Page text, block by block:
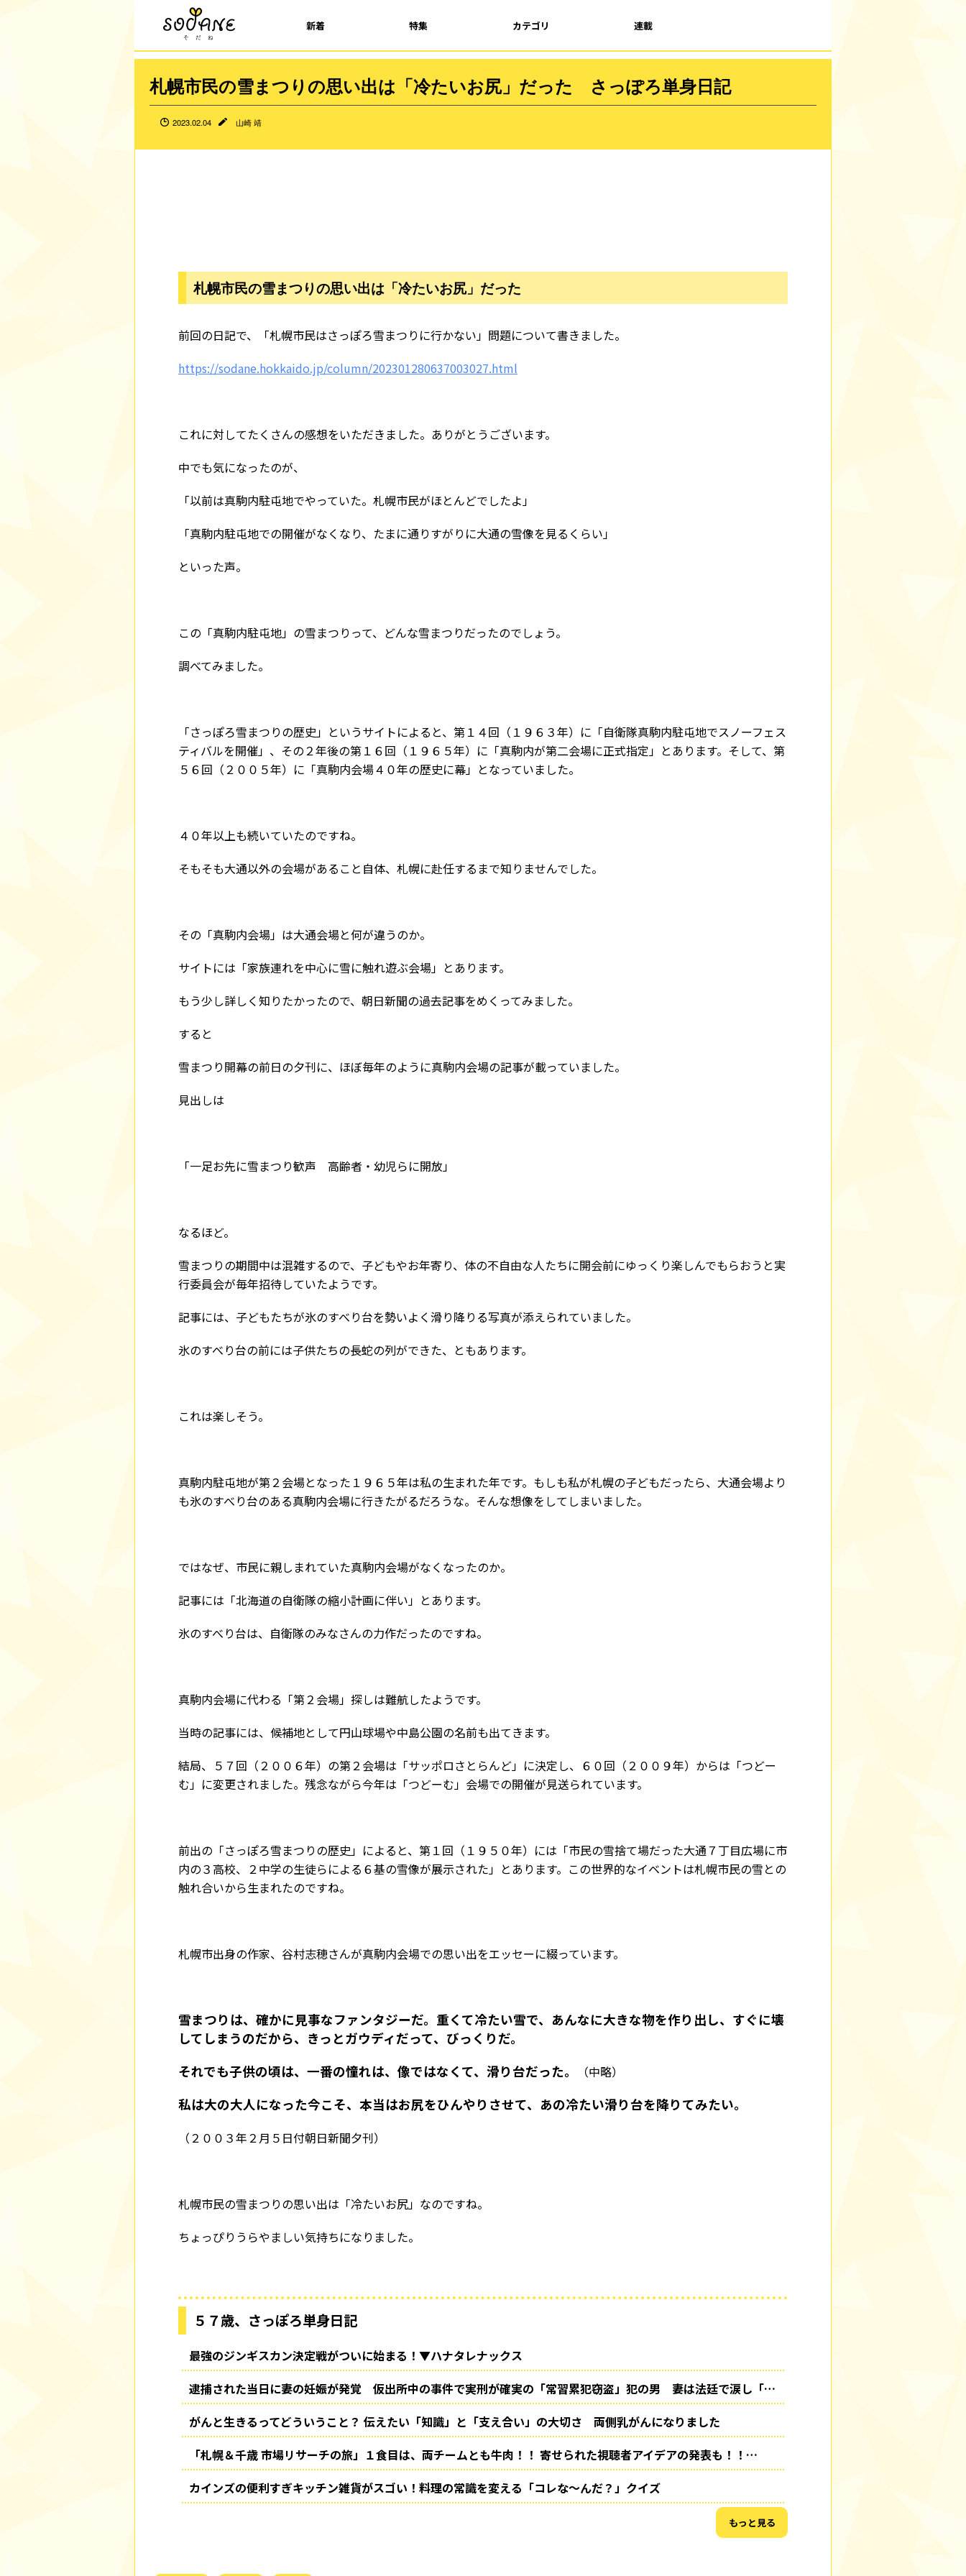
新着 特集 カテゴリ 連載
札幌市民の雪まつりの思い出は「冷たいお尻」だった さっぽろ単身日記
2023.02.04 山崎 靖
札幌市民の雪まつりの思い出は「冷たいお尻」だった
前回の日記で、「札幌市民はさっぽろ雪まつりに行かない」問題について書きました。
https://sodane.hokkaido.jp/column/202301280637003027.html
これに対してたくさんの感想をいただきました。ありがとうございます。
中でも気になったのが、
「以前は真駒内駐屯地でやっていた。札幌市民がほとんどでしたよ」
「真駒内駐屯地での開催がなくなり、たまに通りすがりに大通の雪像を見るくらい」
といった声。
この「真駒内駐屯地」の雪まつりって、どんな雪まつりだったのでしょう。
調べてみました。
「さっぽろ雪まつりの歴史」というサイトによると、第１４回（１９６３年）に「自衛隊真駒内駐屯地でスノーフェス
ティバルを開催」、その２年後の第１６回（１９６５年）に「真駒内が第二会場に正式指定」とあります。そして、第
５６回（２００５年）に「真駒内会場４０年の歴史に幕」となっていました。
４０年以上も続いていたのですね。
そもそも大通以外の会場があること自体、札幌に赴任するまで知りませんでした。
その「真駒内会場」は大通会場と何が違うのか。
サイトには「家族連れを中心に雪に触れ遊ぶ会場」とあります。
もう少し詳しく知りたかったので、朝日新聞の過去記事をめくってみました。
すると
雪まつり開幕の前日の夕刊に、ほぼ毎年のように真駒内会場の記事が載っていました。
見出しは
「一足お先に雪まつり歓声 高齢者・幼児らに開放」
なるほど。
雪まつりの期間中は混雑するので、子どもやお年寄り、体の不自由な人たちに開会前にゆっくり楽しんでもらおうと実
行委員会が毎年招待していたようです。
記事には、子どもたちが氷のすべり台を勢いよく滑り降りる写真が添えられていました。
氷のすべり台の前には子供たちの長蛇の列ができた、ともあります。
これは楽しそう。
真駒内駐屯地が第２会場となった１９６５年は私の生まれた年です。もしも私が札幌の子どもだったら、大通会場より
も氷のすべり台のある真駒内会場に行きたがるだろうな。そんな想像をしてしまいました。
ではなぜ、市民に親しまれていた真駒内会場がなくなったのか。
記事には「北海道の自衛隊の縮小計画に伴い」とあります。
氷のすべり台は、自衛隊のみなさんの力作だったのですね。
真駒内会場に代わる「第２会場」探しは難航したようです。
当時の記事には、候補地として円山球場や中島公園の名前も出てきます。
結局、５７回（２００６年）の第２会場は「サッポロさとらんど」に決定し、６０回（２００９年）からは「つどー
む」に変更されました。残念ながら今年は「つどーむ」会場での開催が見送られています。
前出の「さっぽろ雪まつりの歴史」によると、第１回（１９５０年）には「市民の雪捨て場だった大通７丁目広場に市
内の３高校、２中学の生徒らによる６基の雪像が展示された」とあります。この世界的なイベントは札幌市民の雪との
触れ合いから生まれたのですね。
札幌市出身の作家、谷村志穂さんが真駒内会場での思い出をエッセーに綴っています。
雪まつりは、確かに見事なファンタジーだ。重くて冷たい雪で、あんなに大きな物を作り出し、すぐに壊
してしまうのだから、きっとガウディだって、びっくりだ。
それでも子供の頃は、一番の憧れは、像ではなくて、滑り台だった。
（中略）
私は大の大人になった今こそ、本当はお尻をひんやりさせて、あの冷たい滑り台を降りてみたい。
（２００３年２月５日付朝日新聞夕刊）
札幌市民の雪まつりの思い出は「冷たいお尻」なのですね。
ちょっぴりうらやましい気持ちになりました。
５７歳、さっぽろ単身日記
最強のジンギスカン決定戦がついに始まる！▼ハナタレナックス
逮捕された当日に妻の妊娠が発覚 仮出所中の事件で実刑が確実の「常習累犯窃盗」犯の男 妻は法廷で涙し「…
がんと生きるってどういうこと？ 伝えたい「知識」と「支え合い」の大切さ 両側乳がんになりました
「札幌＆千歳 市場リサーチの旅」１食目は、両チームとも牛肉！！ 寄せられた視聴者アイデアの発表も！！…
カインズの便利すぎキッチン雑貨がスゴい！料理の常識を変える「コレな～んだ？」クイズ
もっと見る